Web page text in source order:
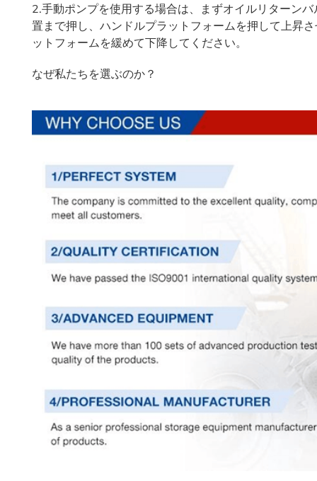
2.手動ポンプを使用する場合は、まずオイルリターン
置まで押し、ハンドルプラットフォームを押して上昇
ットフォームを緩めて下降してください。
なぜ私たちを選ぶのか？